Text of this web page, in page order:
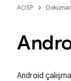
AOSP
Android